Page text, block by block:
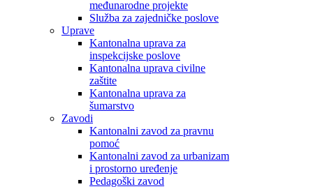
međunarodne projekte
Služba za zajedničke poslove
Uprave
Kantonalna uprava za
inspekcijske poslove
Kantonalna uprava civilne
zaštite
Kantonalna uprava za
šumarstvo
Zavodi
Kantonalni zavod za pravnu
pomoć
Kantonalni zavod za urbanizam
i prostorno uređenje
Pedagoški zavod